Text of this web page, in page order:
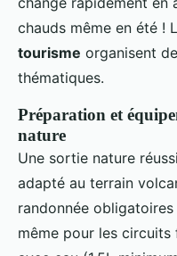
chauds même en été !
tourisme organisent
thématiques.
Préparation et
nature
Une sortie nature
adapté au terrain
randonnée
même pour les